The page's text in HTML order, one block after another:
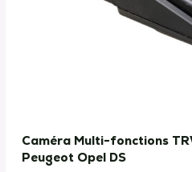
Caméra Multi-fonctions
Peugeot Opel DS